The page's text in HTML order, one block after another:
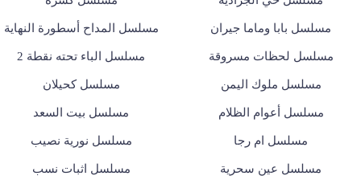
مسلسل بابا وماما جيران مسلسل المداح أسطورة النهاية
مسلسل لحظات مسروقة مسلسل الباء تحته نقطة 2
مسلسل ملوك اليمن مسلسل كحيلان
مسلسل أعوام الظلام مسلسل بيت السعد
مسلسل ام رجا مسلسل نورية نصيب
مسلسل عين سحرية مسلسل اثبات نسب